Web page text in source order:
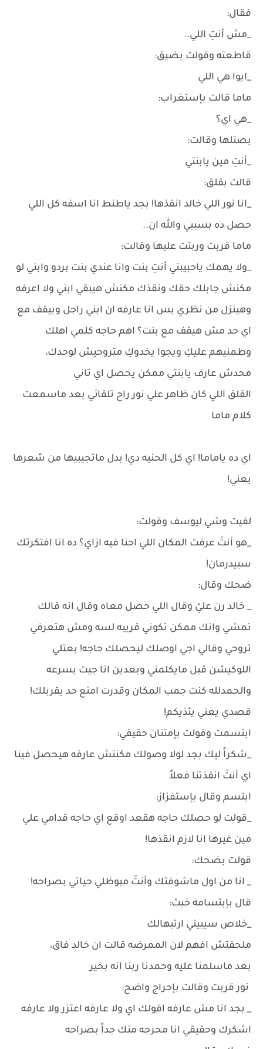
فقال:
_مش أنتِ اللي..
قاطعته وقولت بضيق:
_ايوا هي اللي
ماما قالت بإستغراب:
_هي اي؟
بصتلها وقالت:
_أنتِ مين يابنتي
قالت بقلق:
_انا نور اللي خالد انقذها! بجد ياطنط انا اسفه كل اللي
حصل ده بسببي والله ان..
ماما قربت وربتت عليها وقالت:
_ولا يهمك ياحبيبتي أنتِ بنت وانا عندي بنت بردو وابني لو
مكنش جابلك حقك ونقذك مكنش هيبقي ابني ولا اعرفه
وهينزل من نظري بس انا عارفه ان ابني راجل وبيقف مع
اي حد مش هيقف مع بنت؟ اهم حاجه كلمي اهلك
وطمنيهم عليكِ ويجوا يخدوكِ متروحيش لوحدك،
محدش عارف يابنتي ممكن يحصل اي تاني
القلق اللي كان ظاهر علي نور راح تلقائي بعد ماسمعت
كلام ماما
اي ده ياماما! اي كل الحنيه دي! بدل ماتجيبيها من شعرها
يعني!
لفيت وشي ليوسف وقولت:
_هو أنتَ عرفت المكان اللي احنا فيه ازاي؟ ده انا افتكرتك
سبيدرمان!
ضحك وقال:
_ خالد رن عليّ وقال اللي حصل معاه وقال انه قالك
تمشي وانك ممكن تكوني قريبه لسه ومش هتعرفي
تروحي وقالي اجي اوصلك ليحصلك حاجه! بعتلي
اللوكيشن قبل مايكلمني وبعدين انا جيت بسرعه
والحمدلله كنت جمب المكان وقدرت امنع حد يقربلك!
قصدي يعني يئذيكم!
ابتسمت وقولت بإمتنان حقيقي:
_شكراً ليك بجد لولا وصولك مكنتش عارفه هيحصل فينا
اي أنتَ انقذتنا فعلاً
ابتسم وقال بإستفزاز:
_قولت لو حصلك حاجه هقعد اوقع اي حاجه قدامي علي
مين غيرها انا لازم انقذها!
قولت بضحك:
_ انا من اول ماشوفتك وأنتَ مبوظلي حياتي بصراحه!
قال بإبتسامه خبث:
_خلاص سيبيني ارتبهالك
ملحقتش افهم لان الممرضه قالت ان خالد فاق،
بعد ماسلمنا عليه وحمدنا ربنا انه بخير
نور قربت وقالت بإحراج واضح:
_ بجد انا مش عارفه اقولك اي ولا عارفه اعتزر ولا عارفه
اشكرك وحقيقي انا محرجه منك جداً بصراحه